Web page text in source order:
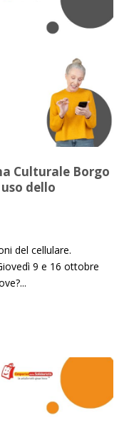
Culturale Borgo
dello
del cellulare.
9 e 16 ottobre